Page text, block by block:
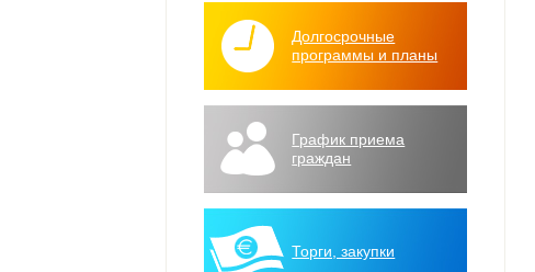
Долгосрочные
программы и планы
График приема
граждан
Торги, закупки